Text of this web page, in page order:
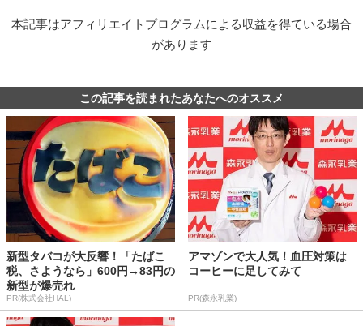
本記事はアフィリエイトプログラムによる収益を得ている場合
があります
この記事を読まれたあなたへのオススメ
新型タバコが大反響！「たばこ
税、さようなら」600円→83円の
新型が爆売れ
PR(株式会社HAL)
アマゾンで大人気！血圧対策は
コーヒーに足してみて
PR(森永乳業)